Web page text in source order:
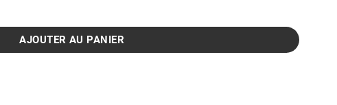
magenta 29 ml
AJOUTER AU PANIER